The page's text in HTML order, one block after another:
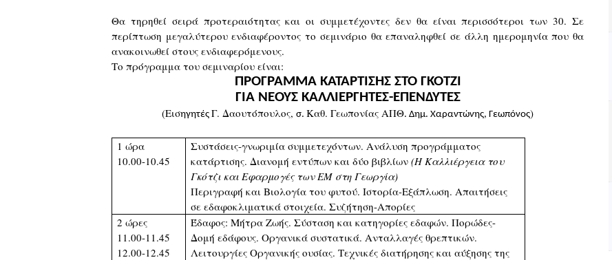
Θα τηρηθεί σειρά προτεραιότητας και οι συμμετέχοντες δεν θα είναι περισσότεροι των 30. Σε
περίπτωση μεγαλύτερου ενδιαφέροντος το σεμινάριο θα επαναληφθεί σε άλλη ημερομηνία που θα
ανακοινωθεί στους ενδιαφερόμενους.
Το πρόγραμμα του σεμιναρίου είναι:
ΠΡΟΓΡΑΜΜΑ ΚΑΤΑΡΤΙΣΗΣ ΣΤΟ ΓΚΟΤΖΙ
ΓΙΑ ΝΕΟΥΣ ΚΑΛΛΙΕΡΓΗΤΕΣ-ΕΠΕΝΔΥΤΕΣ
(Εισηγητές Γ. Δαουτόπουλος, σ. Καθ. Γεωπονίας ΑΠΘ. Δημ. Χαραντώνης, Γεωπόνος)
1 ώρα
10.00-10.45
Συστάσεις-γνωριμία συμμετεχόντων. Ανάλυση προγράμματος
κατάρτισης. Διανομή εντύπων και δύο βιβλίων(Η Καλλιέργεια του
Γκότζι και Εφαρμογές των ΕΜ στη Γεωργία)
Περιγραφή και Βιολογία του φυτού. Ιστορία-Εξάπλωση. Απαιτήσεις
σε εδαφοκλιματικά στοιχεία. Συζήτηση-Απορίες
2 ώρες
11.00-11.45
12.00-12.45
Έδαφος: Μήτρα Ζωής. Σύσταση και κατηγορίες εδαφών. Πορώδες-
Δομή εδάφους. Οργανικά συστατικά. Ανταλλαγές θρεπτικών.
Λειτουργίες Οργανικής ουσίας. Τεχνικές διατήρησης και αύξησης της